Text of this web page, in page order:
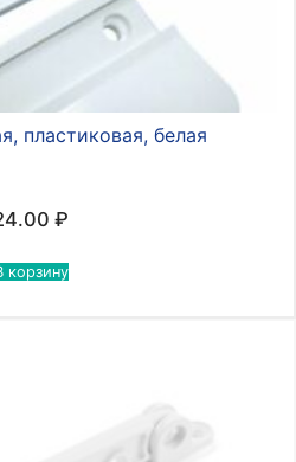
пластиковая, белая
₽
корзину